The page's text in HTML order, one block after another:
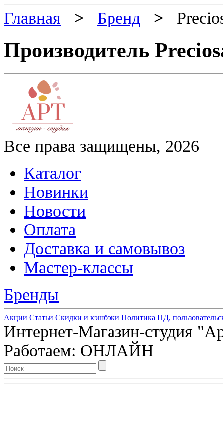
Главная > Бренд >
Производитель
Все права защищены, 2026
Каталог
Новинки
Новости
Оплата
Доставка и самовывоз
Мастер-классы
Бренды
Акции Статьи Скидки и кэшбэки Политика ПД,
Интернет-Магазин-студия
Работаем: ОНЛАЙН